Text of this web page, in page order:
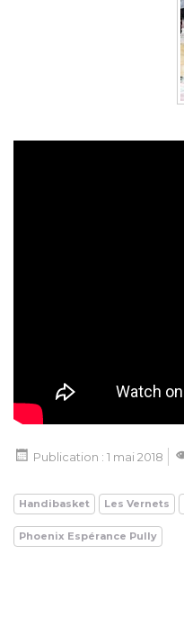
Publication : 1 mai 2018
Handibasket Les Vernets
Phoenix Espérance Pully